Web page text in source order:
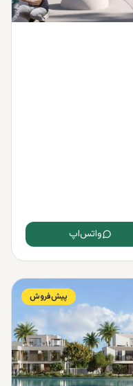
واتس‌اپ
پیش‌فروش